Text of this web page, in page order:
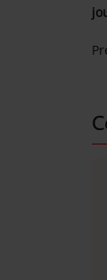
MENTIONS